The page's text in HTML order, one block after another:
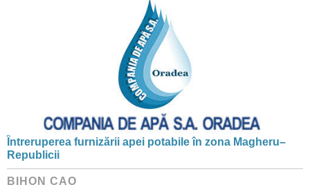
Întreruperea furnizării apei potabile în zona Magheru–
Republicii
BIHON CAO